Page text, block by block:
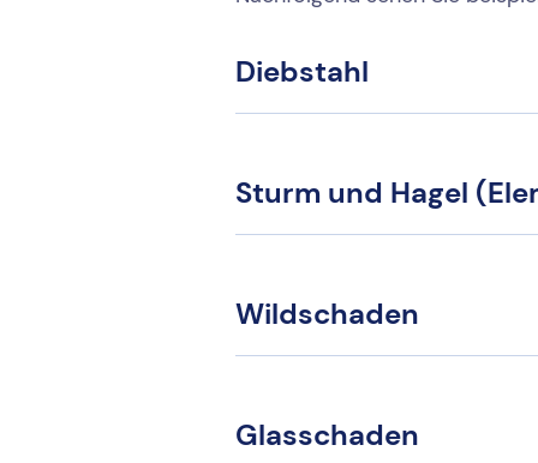
Diebstahl
Sturm und Hagel
Wildschaden
Glasschaden